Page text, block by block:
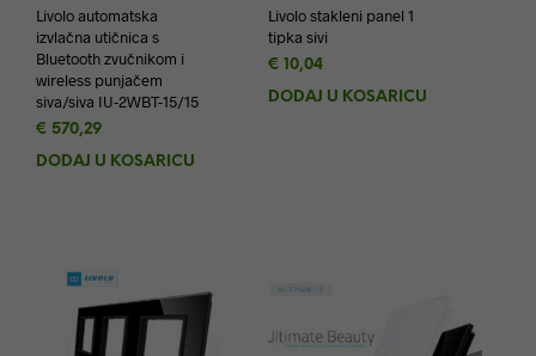
Livolo automatska
izvlačna utičnica s
Bluetooth zvučnikom i
wireless punjačem
siva/siva IU-2WBT-15/15
€ 570,29
DODAJ U KOŠARICU
Livolo stakleni panel 1
tipka sivi
€ 10,04
DODAJ U KOŠARICU